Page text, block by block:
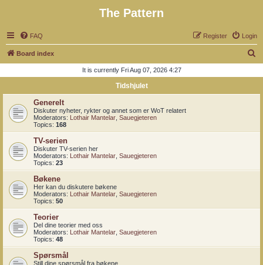
The Pattern
FAQ Login
Register
Board index
r
It is currently Fri Aug 07, 2026 4:27
Tidshjulet
Generelt
Diskuter nyheter, rykter og annet som er WoT relatert
Moderators: Lothair Mantelar Sauegjeteren
Topics: 168
TV-serien
Diskuter TV-serien her
Moderators: Lothair Mantelar Sauegjeteren
Topics: 23
Bøkene
Her kan du diskutere bøkene
Moderators: Lothair Mantelar Sauegjeteren
Topics: 50
Teorier
Del dine teorier med oss
Moderators: Lothair Mantelar Sauegjeteren
Topics: 48
Spørsmål
Still dine spørsmål fra bøkene